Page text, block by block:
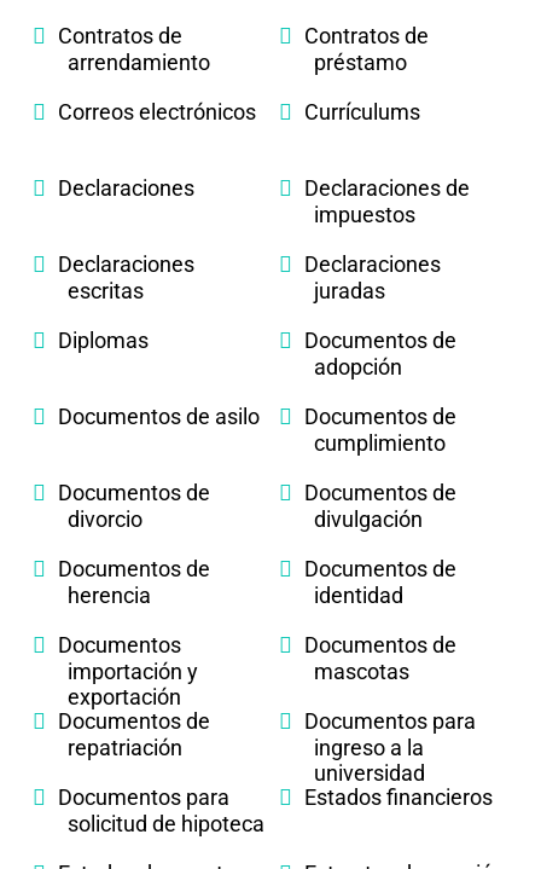
Contratos de
arrendamiento
Contratos de
préstamo
Correos electrónicos
Currículums
Declaraciones
Declaraciones de
impuestos
Declaraciones
escritas
Declaraciones
juradas
Diplomas
Documentos de
adopción
Documentos de asilo
Documentos de
cumplimiento
Documentos de
divorcio
Documentos de
divulgación
Documentos de
herencia
Documentos de
identidad
Documentos
importación y
exportación
Documentos de
mascotas
Documentos de
repatriación
Documentos para
ingreso a la
universidad
Documentos para
solicitud de hipoteca
Estados financieros